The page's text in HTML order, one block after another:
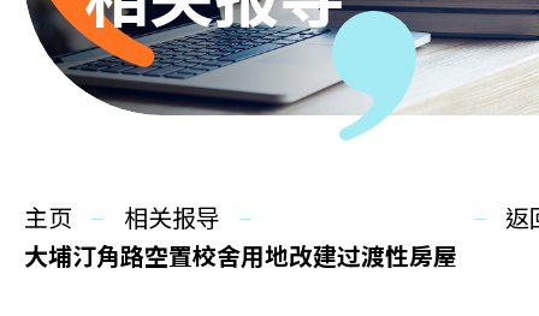
主页
同你讲故事
主页
相关报导
大埔汀角路空置校舍用地改建过渡性房屋
返